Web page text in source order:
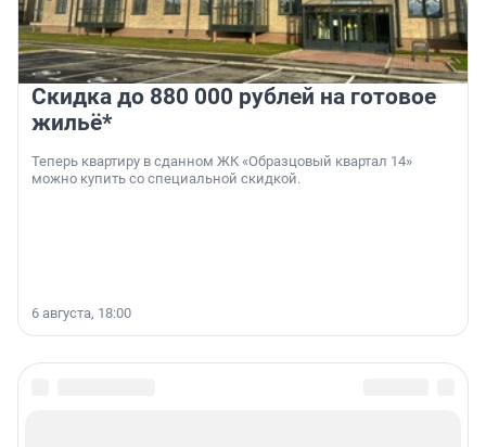
Скидка до 880 000 рублей на готовое
жильё*
Теперь квартиру в сданном ЖК «Образцовый квартал 14»
можно купить со специальной скидкой.
6 августа, 18:00